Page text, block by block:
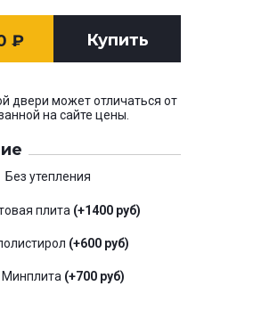
₽ Купить
двери может отличаться от
на сайте цены.
Без утепления
плита (+1400 руб)
(+600 руб)
Минплита (+700 руб)